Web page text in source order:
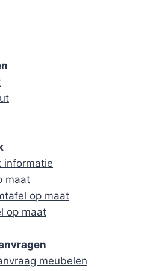
informatie
maat
op maat
op maat
meubelen